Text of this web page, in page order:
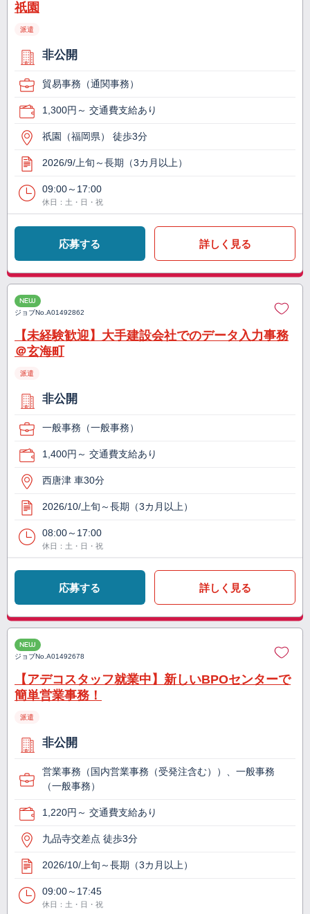
祇園
派遣
非公開
貿易事務（通関事務）
1,300円～ 交通費支給あり
祇園（福岡県） 徒歩3分
2026/9/上旬～長期（3カ月以上）
09:00～17:00
休日：土・日・祝
応募する 詳しく見る
NEW
ジョブNo.A01492862
【未経験歓迎】大手建設会社でのデータ入力事務
＠玄海町
派遣
非公開
一般事務（一般事務）
1,400円～ 交通費支給あり
西唐津 車30分
2026/10/上旬～長期（3カ月以上）
08:00～17:00
休日：土・日・祝
応募する 詳しく見る
NEW
ジョブNo.A01492678
【アデコスタッフ就業中】新しいBPOセンターで
簡単営業事務！
派遣
非公開
営業事務（国内営業事務（受発注含む））、一般事務
（一般事務）
1,220円～ 交通費支給あり
九品寺交差点 徒歩3分
2026/10/上旬～長期（3カ月以上）
09:00～17:45
休日：土・日・祝